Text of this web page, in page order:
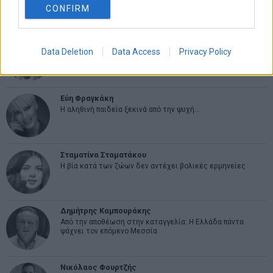
CONFIRM
Data Deletion Data Access Privacy Policy
Οι «τιμωροί» των ομολόγων επέστρεψαν
Εύη Φραγκάκη
Η αληθινή παιδεία ξεκινά από την ψυχή…
Σταματίνα Σταματάκου
Η βία κατά των ζώων δεν αντέχει βολικές ερμηνείες
Δημήτρης Καμπουράκης
Από την αποθέωση στην καταγγελία: Η Ελλάδα πάντα
ψάχνει τον επόμενο Μεσσία
Νικόλαος Φουρτζής